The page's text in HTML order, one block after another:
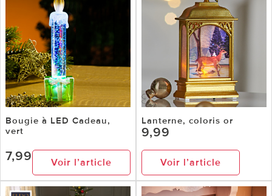
Bougie à LED Cadeau,
vert
7,99 Voir l’article
Lanterne, coloris or
9,99
Voir l’article